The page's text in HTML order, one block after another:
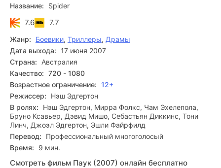
Название: Spider
7.6 7.7
Жанр: Боевики, Триллеры, Драмы
Дата выхода:
17 июня 2007
Страна:
Австралия
Качество: 720 - 1080
Возрастное ограничение: 12+
Режиссер:
Нэш Эдгертон
В ролях:
Нэш Эдгертон, Мирра Фолкс, Чам Эхелепола,
Бруно Ксавьер, Дэвид Мишо, Себастьян Диккинс, Тони
Линч, Джоэл Эдгертон, Эшли Файрфилд
Перевод:
Профессиональный многоголосый
Время:
9 мин.
Смотреть фильм Паук (2007) онлайн бесплатно